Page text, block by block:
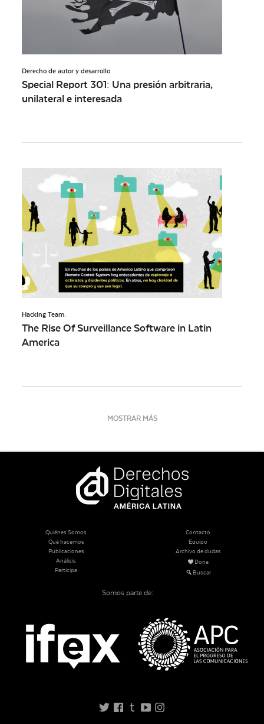
Derecho de autor y desarrollo
Special Report 301: Una presión arbitraria,
unilateral e interesada
Hacking Team:
The Rise Of Surveillance Software in Latin
America
MOSTRAR MÁS
Quiénes Somos
Qué hacemos
Publicaciones
Análisis
Participa
Contacto
Equipo
Archivo de dudas
Dona
Buscar
Somos parte de:
t